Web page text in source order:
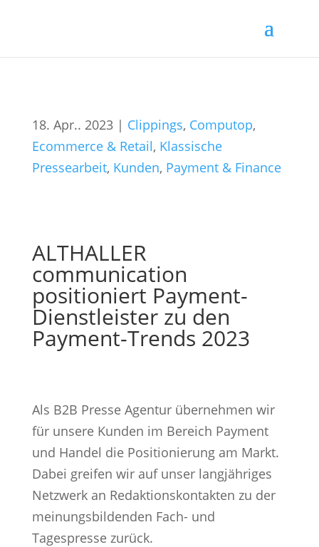
18. Apr.. 2023| Clippings, Computop,
Ecommerce & Retail, Klassische
Pressearbeit, Kunden, Payment & Finance
ALTHALLER
communication
positioniert Payment-
Dienstleister zu den
Payment-Trends 2023
Als B2B Presse Agentur übernehmen wir
für unsere Kunden im Bereich Payment
und Handel die Positionierung am Markt.
Dabei greifen wir auf unser langjähriges
Netzwerk an Redaktionskontakten zu der
meinungsbildenden Fach- und
Tagespresse zurück.